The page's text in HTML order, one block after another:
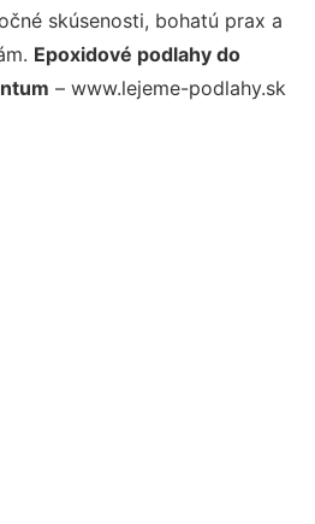
skúsenosti, bohatú prax a
Epoxidové podlahy do
– www.lejeme-podlahy.sk